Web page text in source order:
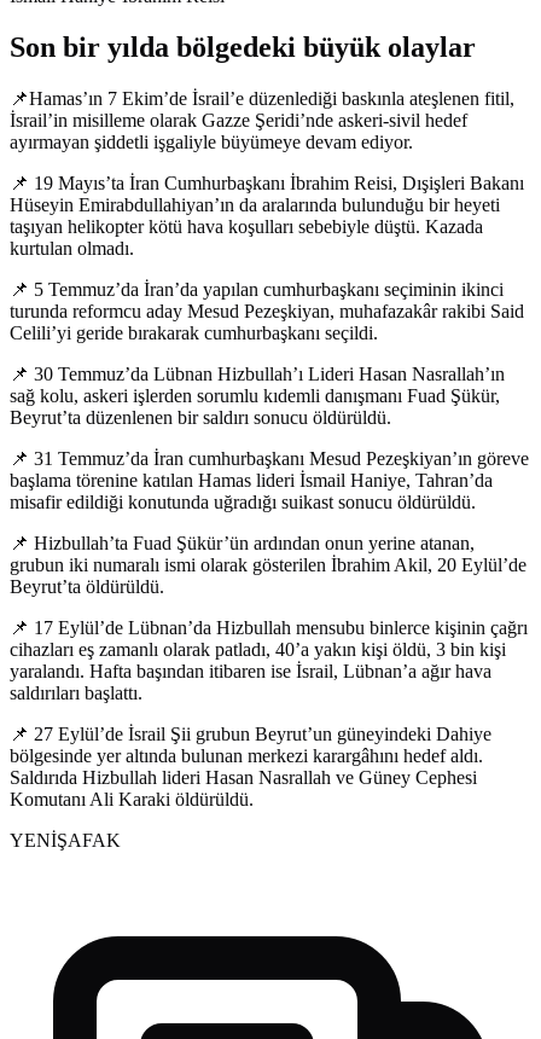
Son bir yılda bölgedeki büyük olaylar
📌Hamas’ın 7 Ekim’de İsrail’e düzenlediği baskınla ateşlenen fitil,
İsrail’in misilleme olarak Gazze Şeridi’nde askeri-sivil hedef
ayırmayan şiddetli işgaliyle büyümeye devam ediyor.
📌 19 Mayıs’ta İran Cumhurbaşkanı İbrahim Reisi, Dışişleri Bakanı
Hüseyin Emirabdullahiyan’ın da aralarında bulunduğu bir heyeti
taşıyan helikopter kötü hava koşulları sebebiyle düştü. Kazada
kurtulan olmadı.
📌 5 Temmuz’da İran’da yapılan cumhurbaşkanı seçiminin ikinci
turunda reformcu aday Mesud Pezeşkiyan, muhafazakâr rakibi Said
Celili’yi geride bırakarak cumhurbaşkanı seçildi.
📌 30 Temmuz’da Lübnan Hizbullah’ı Lideri Hasan Nasrallah’ın
sağ kolu, askeri işlerden sorumlu kıdemli danışmanı Fuad Şükür,
Beyrut’ta düzenlenen bir saldırı sonucu öldürüldü.
📌 31 Temmuz’da İran cumhurbaşkanı Mesud Pezeşkiyan’ın göreve
başlama törenine katılan Hamas lideri İsmail Haniye, Tahran’da
misafir edildiği konutunda uğradığı suikast sonucu öldürüldü.
📌 Hizbullah’ta Fuad Şükür’ün ardından onun yerine atanan,
grubun iki numaralı ismi olarak gösterilen İbrahim Akil, 20 Eylül’de
Beyrut’ta öldürüldü.
📌 17 Eylül’de Lübnan’da Hizbullah mensubu binlerce kişinin çağrı
cihazları eş zamanlı olarak patladı, 40’a yakın kişi öldü, 3 bin kişi
yaralandı. Hafta başından itibaren ise İsrail, Lübnan’a ağır hava
saldırıları başlattı.
📌 27 Eylül’de İsrail Şii grubun Beyrut’un güneyindeki Dahiye
bölgesinde yer altında bulunan merkezi karargâhını hedef aldı.
Saldırıda Hizbullah lideri Hasan Nasrallah ve Güney Cephesi
Komutanı Ali Karaki öldürüldü.
YENİŞAFAK